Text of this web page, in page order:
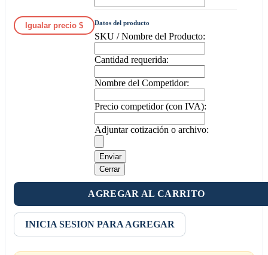
Igualar precio $ Datos del producto
SKU / Nombre del Producto:
Cantidad requerida:
Nombre del Competidor:
Precio competidor (con IVA):
Adjuntar cotización o archivo:
Enviar
Cerrar
AGREGAR AL CARRITO
INICIA SESION PARA AGREGAR